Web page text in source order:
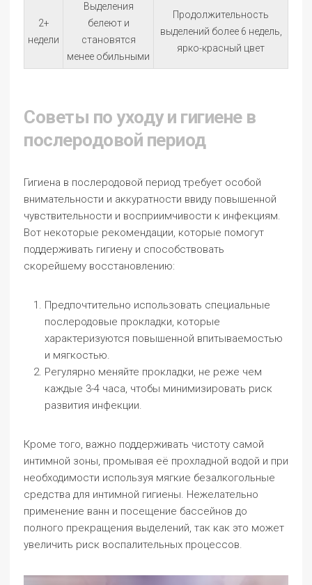
2+
недели
Выделения
белеют и
становятся
менее обильными
Продолжительность
выделений более 6 недель,
ярко-красный цвет
Советы по уходу и гигиене в
послеродовой период
Гигиена в послеродовой период требует особой
внимательности и аккуратности ввиду повышенной
чувствительности и восприимчивости к инфекциям.
Вот некоторые рекомендации, которые помогут
поддерживать гигиену и способствовать
скорейшему восстановлению:
Предпочтительно использовать специальные
послеродовые прокладки, которые
характеризуются повышенной впитываемостью
и мягкостью.
Регулярно меняйте прокладки, не реже чем
каждые 3-4 часа, чтобы минимизировать риск
развития инфекции.
Кроме того, важно поддерживать чистоту самой
интимной зоны, промывая её прохладной водой и при
необходимости используя мягкие безалкогольные
средства для интимной гигиены. Нежелательно
применение ванн и посещение бассейнов до
полного прекращения выделений, так как это может
увеличить риск воспалительных процессов.